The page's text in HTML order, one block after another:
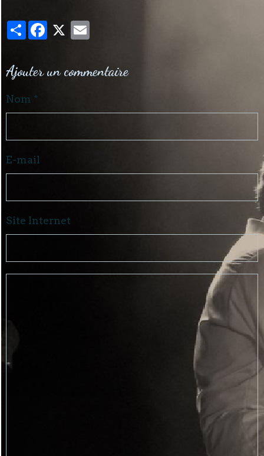
PartagerFacebook
X
Ajouter un commentaire
Nom
E-mail
Site Internet